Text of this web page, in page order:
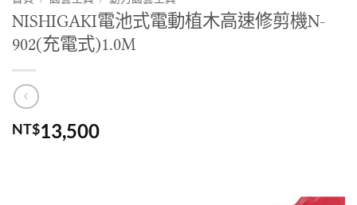
NISHIGAKI電池式電動植木高速修剪機N-
902(充電式)1.0M
NT$13,500